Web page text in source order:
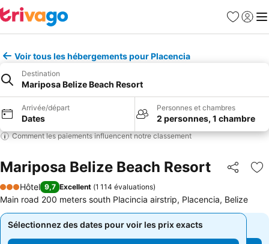
Favoris
Se
Voir tous les hébergements pour Placencia
Destination
Mariposa Belize Beach Resort
Arrivée/départ
Dates
Personnes et chambres
2 personnes, 1 chambre
Comment les paiements influencent notre classement
Mariposa Belize Beach Resort Partager
3 Étoiles
Hôtel 9,7 Excellent (1 114 évaluations)
Main road 200 meters south Placincia airstrip, Placencia, Belize
Sélectionnez des dates pour voir les prix exacts
Sélectionnez des dates pour voir les prix exacts